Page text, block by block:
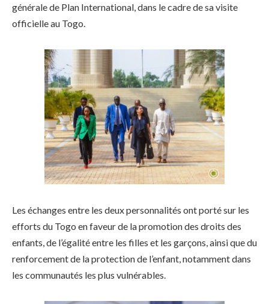
générale de Plan International, dans le cadre de sa visite
officielle au Togo.
Les échanges entre les deux personnalités ont porté sur les
efforts du Togo en faveur de la promotion des droits des
enfants, de l’égalité entre les filles et les garçons, ainsi que du
renforcement de la protection de l’enfant, notamment dans
les communautés les plus vulnérables.